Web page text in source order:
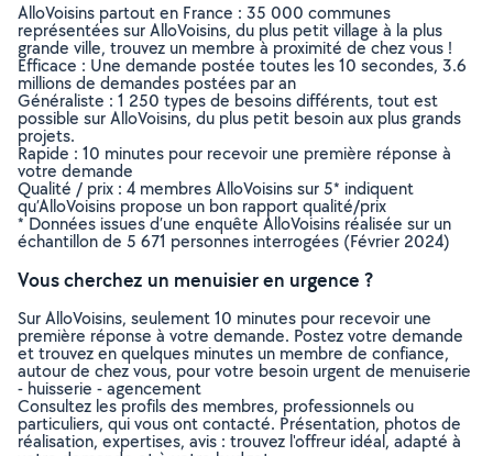
AlloVoisins partout en France : 35 000 communes
représentées sur AlloVoisins, du plus petit village à la plus
grande ville, trouvez un membre à proximité de chez vous !
Efficace : Une demande postée toutes les 10 secondes, 3.6
millions de demandes postées par an
Généraliste : 1 250 types de besoins différents, tout est
possible sur AlloVoisins, du plus petit besoin aux plus grands
projets.
Rapide : 10 minutes pour recevoir une première réponse à
votre demande
Qualité / prix : 4 membres AlloVoisins sur 5* indiquent
qu’AlloVoisins propose un bon rapport qualité/prix
* Données issues d’une enquête AlloVoisins réalisée sur un
échantillon de 5 671 personnes interrogées (Février 2024)
Vous cherchez un menuisier en urgence ?
Sur AlloVoisins, seulement 10 minutes pour recevoir une
première réponse à votre demande. Postez votre demande
et trouvez en quelques minutes un membre de confiance,
autour de chez vous, pour votre besoin urgent de menuiserie
- huisserie - agencement
Consultez les profils des membres, professionnels ou
particuliers, qui vous ont contacté. Présentation, photos de
réalisation, expertises, avis : trouvez l'offreur idéal, adapté à